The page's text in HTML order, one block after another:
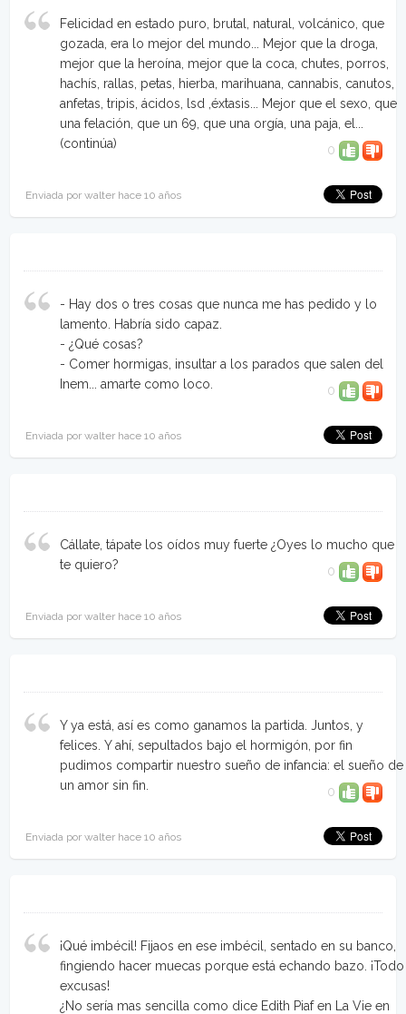
Felicidad en estado puro, brutal, natural, volcánico, que
gozada, era lo mejor del mundo... Mejor que la droga,
mejor que la heroína, mejor que la coca, chutes, porros,
hachís, rallas, petas, hierba, marihuana, cannabis, canutos,
anfetas, tripis, ácidos, lsd ,éxtasis... Mejor que el sexo, que
una felación, que un 69, que una orgía, una paja, el...
(continúa)
0
Enviada por walter hace 10 años
- Hay dos o tres cosas que nunca me has pedido y lo
lamento. Habría sido capaz.
- ¿Qué cosas?
- Comer hormigas, insultar a los parados que salen del
Inem... amarte como loco.
0
Enviada por walter hace 10 años
Cállate, tápate los oídos muy fuerte ¿Oyes lo mucho que
te quiero?
0
Enviada por walter hace 10 años
Y ya está, así es como ganamos la partida. Juntos, y
felices. Y ahí, sepultados bajo el hormigón, por fin
pudimos compartir nuestro sueño de infancia: el sueño de
un amor sin fin.
0
Enviada por walter hace 10 años
¡Qué imbécil! Fijaos en ese imbécil, sentado en su banco,
fingiendo hacer muecas porque está echando bazo. ¡Todo
excusas!
¿No sería mas sencilla como dice Edith Piaf en La Vie en